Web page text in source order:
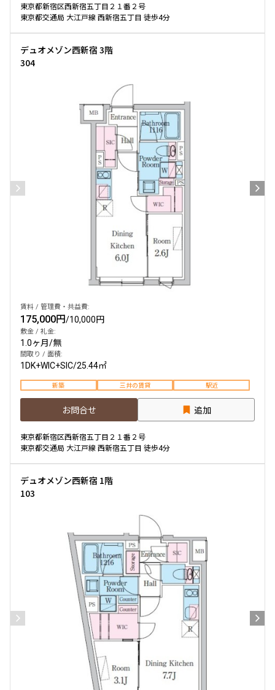
東京都新宿区西新宿五丁目２１番２号
東京都交通局 大江戸線 西新宿五丁目 徒歩4分
デュオメゾン西新宿 3階
304
賃料 / 管理費・共益費:
175,000円/10,000円
敷金 / 礼金:
1.0ヶ月/無
間取り / 面積:
1DK+WIC+SIC/25.44㎡
新築 三井の賃貸 駅近
お問合せ 追加
東京都新宿区西新宿五丁目２１番２号
東京都交通局 大江戸線 西新宿五丁目 徒歩4分
デュオメゾン西新宿 1階
103